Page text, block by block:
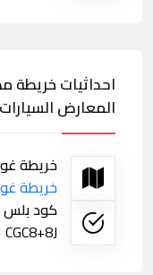
احداثيات
المعارض
خريطة
خريطة
كود بلس
CGC8+8J المدينة المنورة